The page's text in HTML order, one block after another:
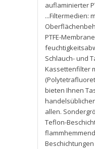
auflaminierter
...Filtermedien:
PTFE-Membrane
Schlauch- und
Kassettenfilter
bieten Ihnen
allen.
Teflon-
flammhemmend